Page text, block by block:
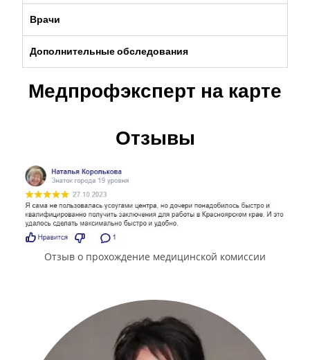
Врачи
Дополнительные обследования
Медпрофэксперт на карте
Отзывы
Отзыв о прохождение медицинской комиссии